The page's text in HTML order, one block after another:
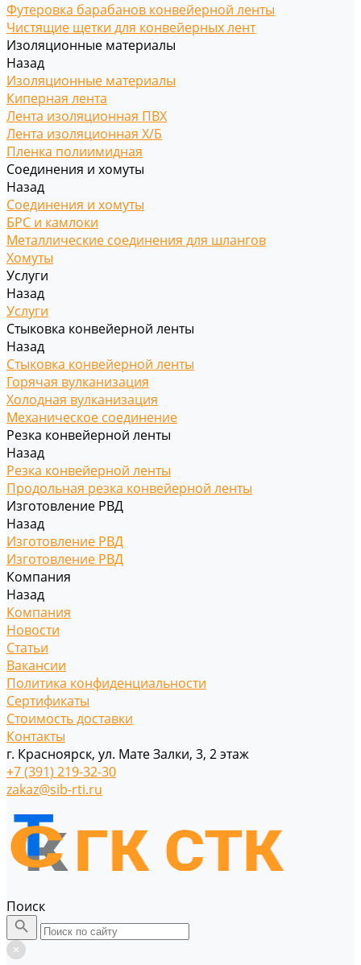
Футеровка барабанов конвейерной ленты
Чистящие щетки для конвейерных лент
Изоляционные материалы
Назад
Изоляционные материалы
Киперная лента
Лента изоляционная ПВХ
Лента изоляционная Х/Б
Пленка полиимидная
Соединения и хомуты
Назад
Соединения и хомуты
БРС и камлоки
Металлические соединения для шлангов
Хомуты
Услуги
Назад
Услуги
Стыковка конвейерной ленты
Назад
Стыковка конвейерной ленты
Горячая вулканизация
Холодная вулканизация
Механическое соединение
Резка конвейерной ленты
Назад
Резка конвейерной ленты
Продольная резка конвейерной ленты
Изготовление РВД
Назад
Изготовление РВД
Изготовление РВД
Компания
Назад
Компания
Новости
Статьи
Вакансии
Политика конфиденциальности
Сертификаты
Стоимость доставки
Контакты
г. Красноярск, ул. Мате Залки, 3, 2 этаж
+7 (391) 219-32-30
zakaz@sib-rti.ru
Поиск